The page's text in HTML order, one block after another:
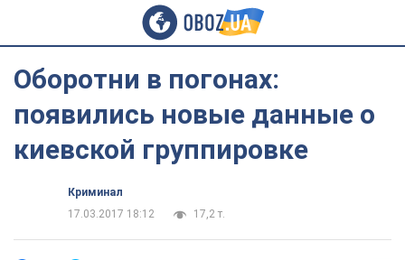
Оборотни в погонах:
появились новые данные о
киевской группировке
Криминал
17.03.2017 18:12
17,2 т.